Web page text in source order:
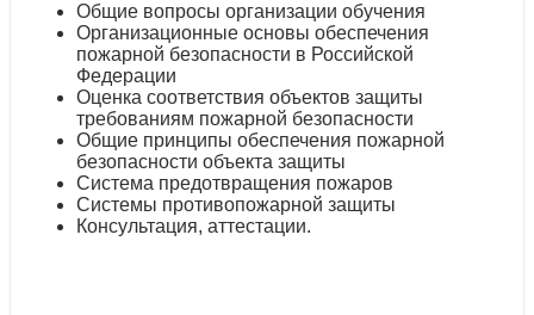
Общие вопросы организации обучения
Организационные основы обеспечения
пожарной безопасности в Российской
Федерации
Оценка соответствия объектов защиты
требованиям пожарной безопасности
Общие принципы обеспечения пожарной
безопасности объекта защиты
Система предотвращения пожаров
Системы противопожарной защиты
Консультация, аттестации.